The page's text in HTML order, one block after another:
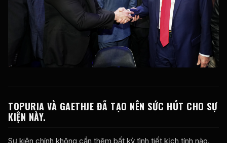
TOPURIA VÀ GAETHJE ĐÃ TẠO NÊN SỨC HÚT CHO SỰ
KIỆN NÀY.
Sự kiện chính không cần thêm bất kỳ tình tiết kịch tính nào.